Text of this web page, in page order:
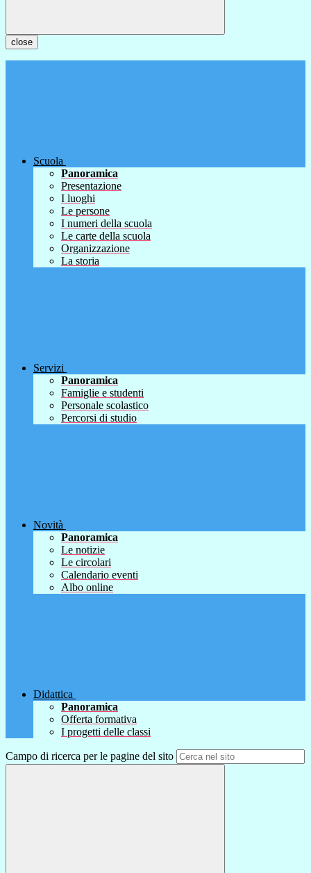
close
Scuola
Panoramica
Presentazione
I luoghi
Le persone
I numeri della scuola
Le carte della scuola
Organizzazione
La storia
Servizi
Panoramica
Famiglie e studenti
Personale scolastico
Percorsi di studio
Novità
Panoramica
Le notizie
Le circolari
Calendario eventi
Albo online
Didattica
Panoramica
Offerta formativa
I progetti delle classi
Campo di ricerca per le pagine del sito